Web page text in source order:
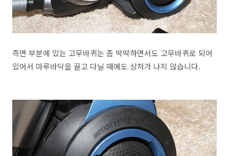
측면 부분에 있는 고무바퀴는 좀 딱딱하면서도 고무바퀴로 되어
있어서 마루바닥을 끌고 다닐 때에도 상처가 나지 않습니다.